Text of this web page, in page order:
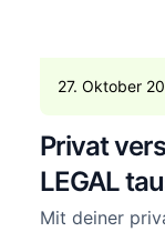
27. Oktober
Privat
LEGAL
Mit deiner